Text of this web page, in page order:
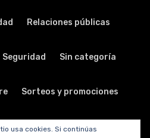
Relaciones públicas
Seguridad Sin categoría
Sorteos y promociones
Tecnología
usa cookies. Si continúas